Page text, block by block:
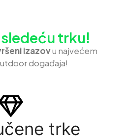
trku!
izazovu najvećem
događaja!
trke